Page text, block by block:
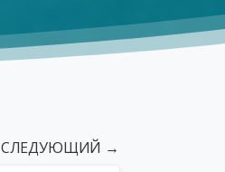
СЛЕДУЮЩИЙ →